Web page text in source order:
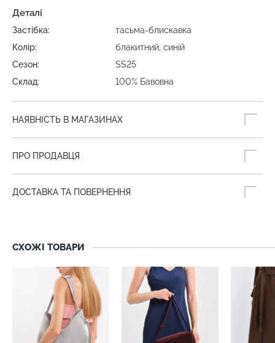
Деталі
Застібка:
тасьма-блискавка
Колір:
блакитний, синій
Сезон:
SS25
Склад:
100% Бавовна
НАЯВНІСТЬ В МАГАЗИНАХ
ПРО ПРОДАВЦЯ
ДОСТАВКА ТА ПОВЕРНЕННЯ
СХОЖІ ТОВАРИ